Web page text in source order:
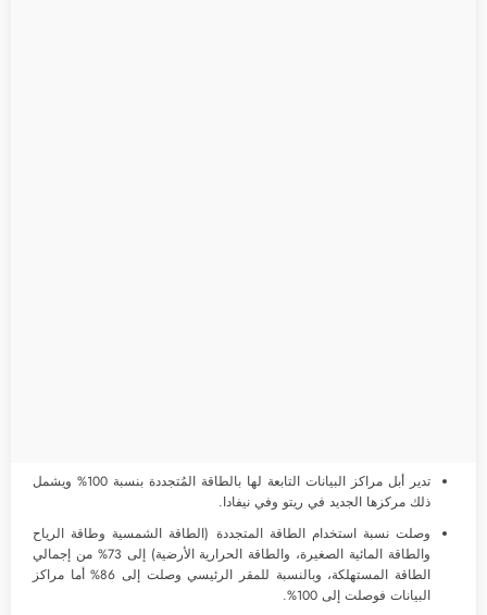
تدير أبل مراكز البيانات التابعة لها بالطاقة المُتجددة بنسبة 100% ويشمل
ذلك مركزها الجديد في ريتو وفي نيفادا.
وصلت نسبة استخدام الطاقة المتجددة (الطاقة الشمسية وطاقة الرياح
والطاقة المائية الصغيرة، والطاقة الحرارية الأرضية) إلى 73% من إجمالي
الطاقة المستهلكة، وبالنسبة للمقر الرئيسي وصلت إلى 86% أما مراكز
البيانات فوصلت إلى 100%.